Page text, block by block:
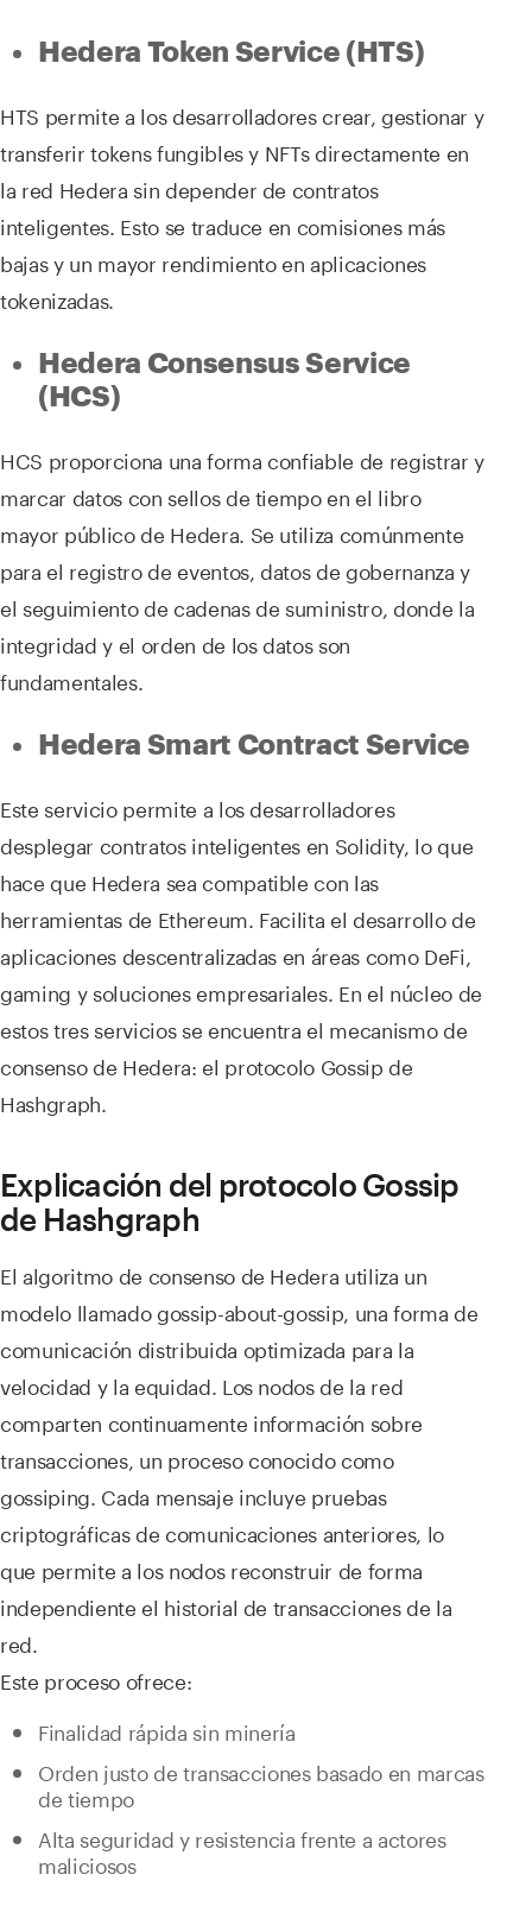
Hedera Token Service (HTS)
HTS permite a los desarrolladores crear, gestionar y
transferir tokens fungibles y NFTs directamente en
la red Hedera sin depender de contratos
inteligentes. Esto se traduce en comisiones más
bajas y un mayor rendimiento en aplicaciones
tokenizadas.
Hedera Consensus Service
(HCS)
HCS proporciona una forma confiable de registrar y
marcar datos con sellos de tiempo en el libro
mayor público de Hedera. Se utiliza comúnmente
para el registro de eventos, datos de gobernanza y
el seguimiento de cadenas de suministro, donde la
integridad y el orden de los datos son
fundamentales.
Hedera Smart Contract Service
Este servicio permite a los desarrolladores
desplegar contratos inteligentes en Solidity, lo que
hace que Hedera sea compatible con las
herramientas de Ethereum. Facilita el desarrollo de
aplicaciones descentralizadas en áreas como DeFi,
gaming y soluciones empresariales. En el núcleo de
estos tres servicios se encuentra el mecanismo de
consenso de Hedera: el protocolo Gossip de
Hashgraph.
Explicación del protocolo Gossip
de Hashgraph
El algoritmo de consenso de Hedera utiliza un
modelo llamado gossip-about-gossip, una forma de
comunicación distribuida optimizada para la
velocidad y la equidad. Los nodos de la red
comparten continuamente información sobre
transacciones, un proceso conocido como
gossiping. Cada mensaje incluye pruebas
criptográficas de comunicaciones anteriores, lo
que permite a los nodos reconstruir de forma
independiente el historial de transacciones de la
red.
Este proceso ofrece:
Finalidad rápida sin minería
Orden justo de transacciones basado en marcas
de tiempo
Alta seguridad y resistencia frente a actores
maliciosos